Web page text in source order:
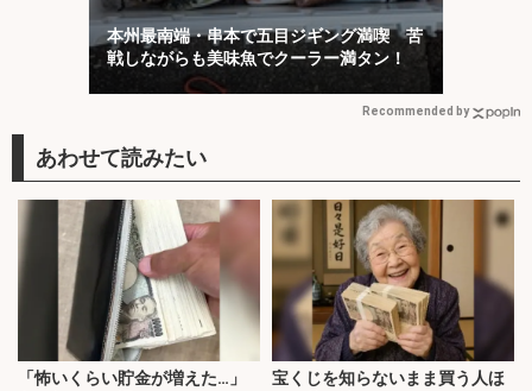
本州最南端・串本で五目ジギング満喫 苦
戦しながらも美味魚でクーラー満タン！
Recommended by
「怖いくらい貯金が増えた…」
宝くじを知らないまま買う人ほ